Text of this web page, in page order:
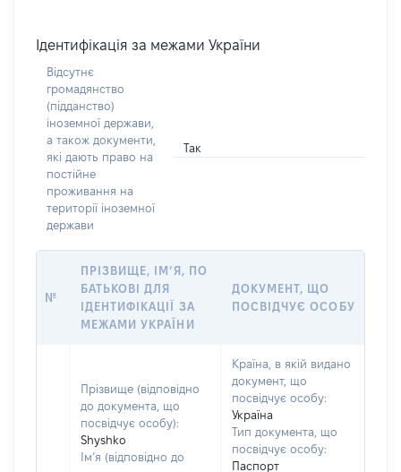
Ідентифікація за межами України
Відсутнє
громадянство
(підданство)
іноземної держави,
а також документи,
які дають право на
постійне
проживання на
території іноземної
держави
Так
№
ПРІЗВИЩЕ, ІМ’Я, ПО
БАТЬКОВІ ДЛЯ
ІДЕНТИФІКАЦІЇ ЗА
МЕЖАМИ УКРАЇНИ
ДОКУМЕНТ, ЩО
ПОСВІДЧУЄ ОСОБУ
Прізвище (відповідно
до документа, що
посвідчує особу):
Shyshko
Ім’я (відповідно до
Країна, в якій видано
документ, що
посвідчує особу:
Україна
Тип документа, що
посвідчує особу:
Паспорт